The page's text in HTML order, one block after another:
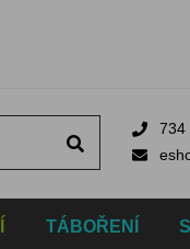
734
TÁBOŘENÍ